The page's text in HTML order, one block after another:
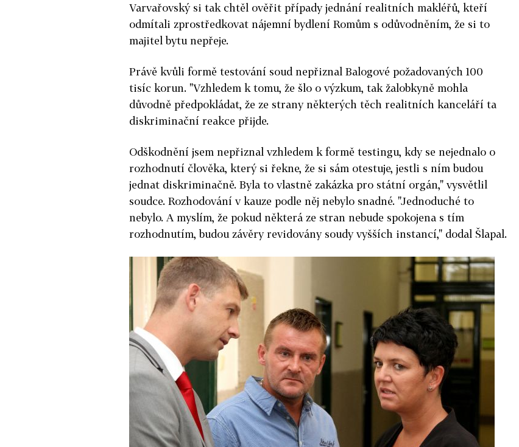
Varvařovský si tak chtěl ověřit případy jednání realitních makléřů, kteří
odmítali zprostředkovat nájemní bydlení Romům s odůvodněním, že si to
majitel bytu nepřeje.
Právě kvůli formě testování soud nepřiznal Balogové požadovaných 100
tisíc korun. "Vzhledem k tomu, že šlo o výzkum, tak žalobkyně mohla
důvodně předpokládat, že ze strany některých těch realitních kanceláří ta
diskriminační reakce přijde.
Odškodnění jsem nepřiznal vzhledem k formě testingu, kdy se nejednalo o
rozhodnutí člověka, který si řekne, že si sám otestuje, jestli s ním budou
jednat diskriminačně. Byla to vlastně zakázka pro státní orgán," vysvětlil
soudce. Rozhodování v kauze podle něj nebylo snadné. "Jednoduché to
nebylo. A myslím, že pokud některá ze stran nebude spokojena s tím
rozhodnutím, budou závěry revidovány soudy vyšších instancí," dodal Šlapal.